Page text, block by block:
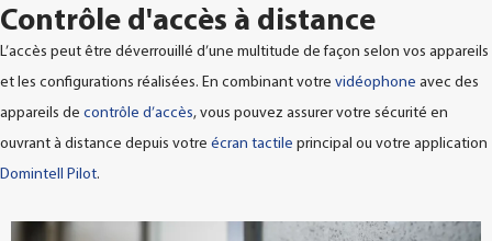
Contrôle d'accès à distance
L’accès peut être déverrouillé d’une multitude de façon selon vos appareils
et les configurations réalisées. En combinant votre vidéophone avec des
appareils de contrôle d’accès, vous pouvez assurer votre sécurité en
ouvrant à distance depuis votre écran tactile principal ou votre application
Domintell Pilot.